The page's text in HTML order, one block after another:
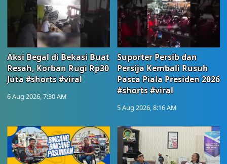
Aksi Begal di Bekasi Buat
Resah, Korban Rugi Rp30
Juta #shorts #viral
6 Aug 2026, 7:30 AM
Suporter Persib dan
Persija Kembali Rusuh
Pasca Piala Presiden 2026
#shorts #viral
5 Aug 2026, 8:16 AM